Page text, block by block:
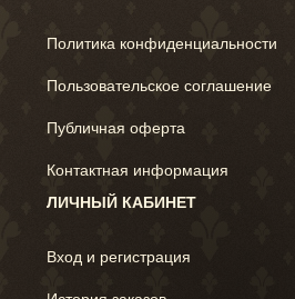
Политика конфиденциальности
Пользовательское соглашение
Публичная оферта
Контактная информация
ЛИЧНЫЙ КАБИНЕТ
Вход и регистрация